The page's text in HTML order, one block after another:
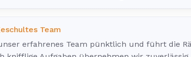
Team
erfahrenes Team pünktlich und führt die